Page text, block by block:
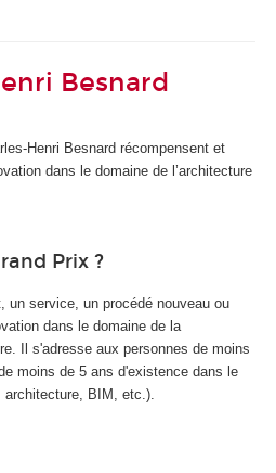
Besnard
Henri Besnard récompensent et
dans le domaine de l’architecture
Prix ?
un service, un procédé nouveau ou
dans le domaine de la
Il s'adresse aux personnes de moins
moins de 5 ans d'existence dans le
architecture, BIM, etc.).